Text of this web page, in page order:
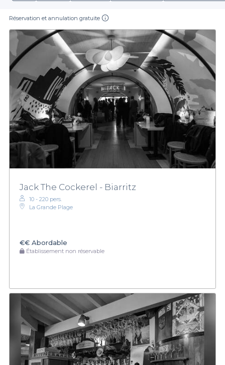
Réservation et annulation gratuite
Jack The Cockerel - Biarritz
10 - 220 pers.
La Grande Plage
€€ Abordable
Établissement non réservable